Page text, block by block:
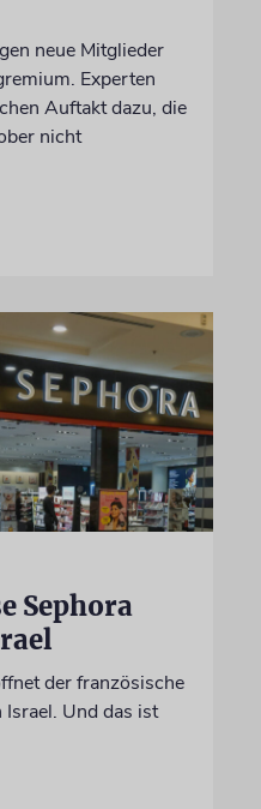
neue Mitglieder
Experten
Auftakt dazu, die
nicht
Sephora
der französische
Und das ist